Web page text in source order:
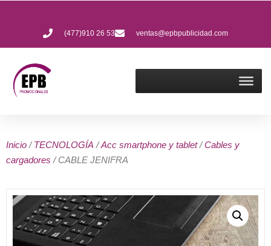
(477)910 26 53 ventas@epbpublicidad.com
Inicio /TECNOLOGÍA /Acc smartphone y tablet/Cables y
cargadores / CABLE JENIFRA